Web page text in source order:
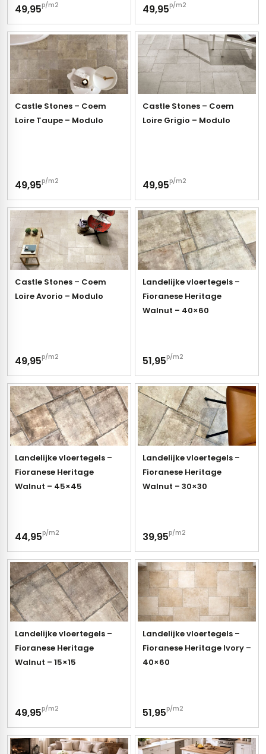
49,95p/m2 49,95p/m2
Castle Stones – Coem
Loire Taupe – Modulo
49,95p/m2
Castle Stones – Coem
Loire Grigio – Modulo
49,95p/m2
Castle Stones – Coem
Loire Avorio – Modulo
49,95p/m2
Landelijke vloertegels –
Fioranese Heritage
Walnut – 40×60
51,95p/m2
Landelijke vloertegels –
Fioranese Heritage
Walnut – 45×45
44,95p/m2
Landelijke vloertegels –
Fioranese Heritage
Walnut – 30×30
39,95p/m2
Landelijke vloertegels –
Fioranese Heritage
Walnut – 15×15
49,95p/m2
Landelijke vloertegels –
Fioranese Heritage Ivory –
40×60
51,95p/m2